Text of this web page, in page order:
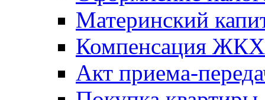
Материнский
Компенсация ЖКХ
Акт приема-